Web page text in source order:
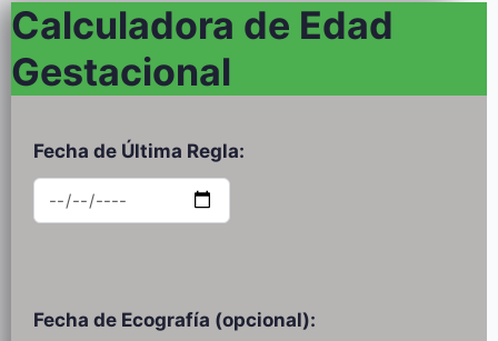
Calculadora de Edad
Gestacional
Fecha de Última Regla:
Fecha de Ecografía (opcional):